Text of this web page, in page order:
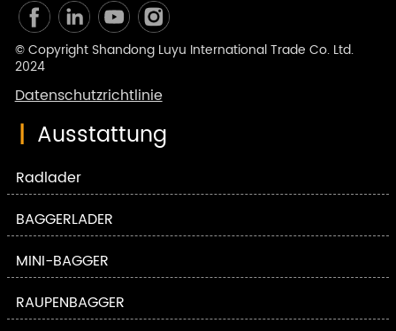
© Copyright Shandong Luyu International Trade Co. Ltd.
2024
Datenschutzrichtlinie
| Ausstattung
Radlader
BAGGERLADER
MINI-BAGGER
RAUPENBAGGER